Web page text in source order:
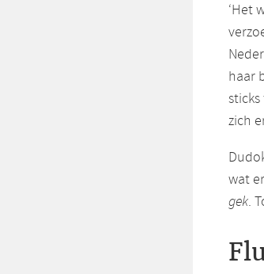
‘Het
haar
zich
wat
gek.